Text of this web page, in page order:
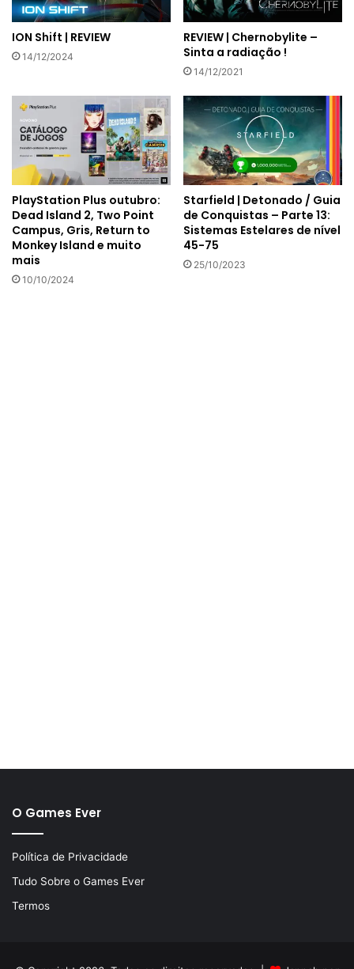
ION Shift | REVIEW
14/12/2024
REVIEW | Chernobylite –
Sinta a radiação !
14/12/2021
PlayStation Plus outubro:
Dead Island 2, Two Point
Campus, Gris, Return to
Monkey Island e muito
mais
10/10/2024
Starfield | Detonado / Guia
de Conquistas – Parte 13:
Sistemas Estelares de nível
45-75
25/10/2023
O Games Ever
Política de Privacidade
Tudo Sobre o Games Ever
Termos